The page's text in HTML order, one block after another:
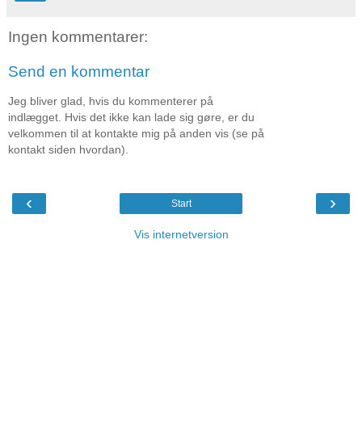
Ingen kommentarer:
Send en kommentar
Jeg bliver glad, hvis du kommenterer på
indlægget. Hvis det ikke kan lade sig gøre, er du
velkommen til at kontakte mig på anden vis (se på
kontakt siden hvordan).
‹ ›
Start
Vis internetversion